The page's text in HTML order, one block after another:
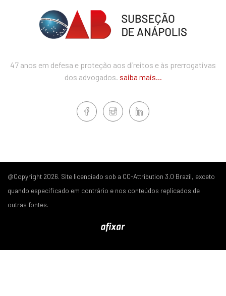
47 anos em defesa e proteção aos direitos e às prerrogativas
dos advogados. saiba mais...
@Copyright 2026. Site licenciado sob a CC-Attribution 3.0 Brazil, exceto
quando especificado em contrário e nos conteúdos replicados de
outras fontes.